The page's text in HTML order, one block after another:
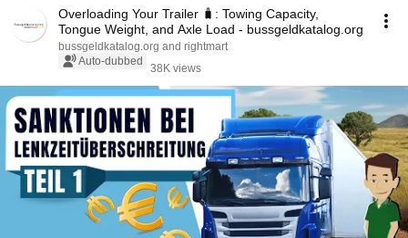
Overloading Your Trailer 🧳: Towing Capacity,
Tongue Weight, and Axle Load - bussgeldkatalog.org
bussgeldkatalog.org and rightmart
Auto-dubbed
38K views